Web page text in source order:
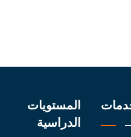
المستويات
الدراسية